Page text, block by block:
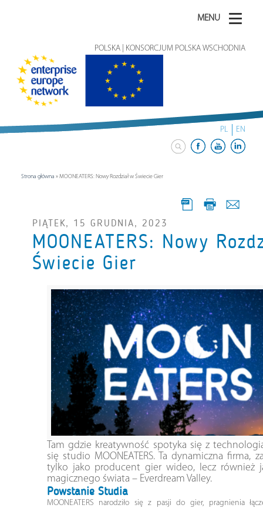
MENU
POLSKA | KONSORCJUM POLSKA WSCHODNIA
PL EN
Strona główna »MOONEATERS: Nowy Rozdział w Świecie Gier
PIĄTEK, 15 GRUDNIA, 2023
MOONEATERS: Nowy
Świecie Gier
Tam gdzie kreatywność spotyka się z
się studio MOONEATERS. Ta dynamiczna firma,
tylko jako producent gier wideo, lecz również
magicznego świata – Everdream Valley.
Powstanie Studia
MOONEATERS narodziło się z pasji do gier, pragnienia